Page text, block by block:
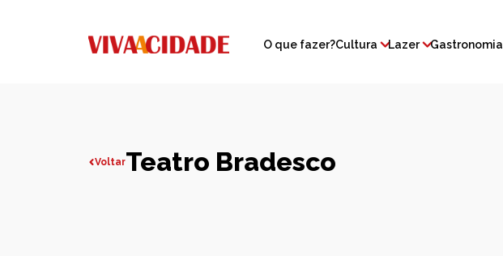
O que fazer?Cultura Lazer Gastronomia
VoltarTeatro Bradesco